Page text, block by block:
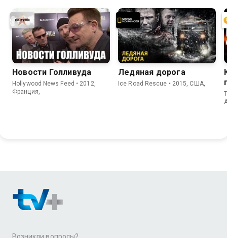
Новости Голливуда
Hollywood News Feed • 2012,
Франция,
Ледяная дорога
Ice Road Rescue • 2015, США,